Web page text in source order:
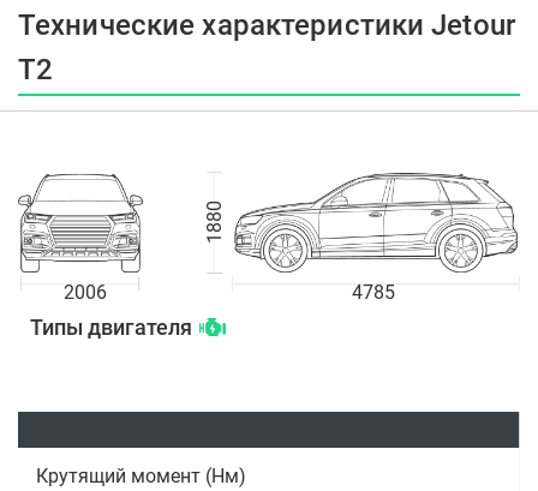
Технические характеристики Jetour
T2
2006
1880
4785
Типы двигателя
Крутящий момент (Нм)